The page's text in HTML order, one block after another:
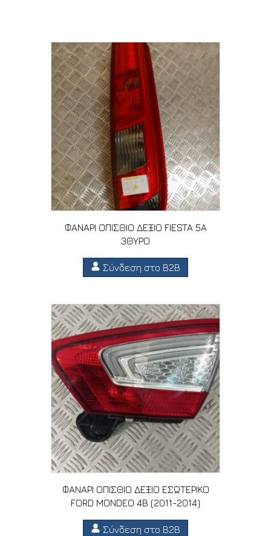
ΦΑΝΑΡΙ ΟΠΙΣΘΙΟ ΔΕΞΙΟ FIESTA 5A
3ΘΥΡΟ
Σύνδεση στο B2B
ΦΑΝΑΡΙ ΟΠΙΣΘΙΟ ΔΕΞΙΟ ΕΣΩΤΕΡΙΚΟ
FORD MONDEO 4B (2011-2014)
Σύνδεση στο B2B